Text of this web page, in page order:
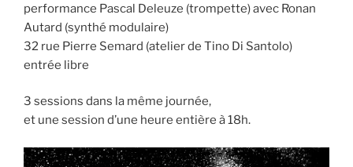
performance Pascal Deleuze (trompette) avec Ronan
Autard (synthé modulaire)
32 rue Pierre Semard (atelier de Tino Di Santolo)
entrée libre
3 sessions dans la même journée,
et une session d’une heure entière à 18h.